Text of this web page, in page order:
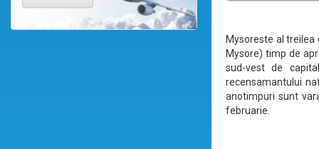
Mysoreste al treilea
Mysore) timp de
sud-vest de
recensamantului
anotimpuri sunt
februarie.